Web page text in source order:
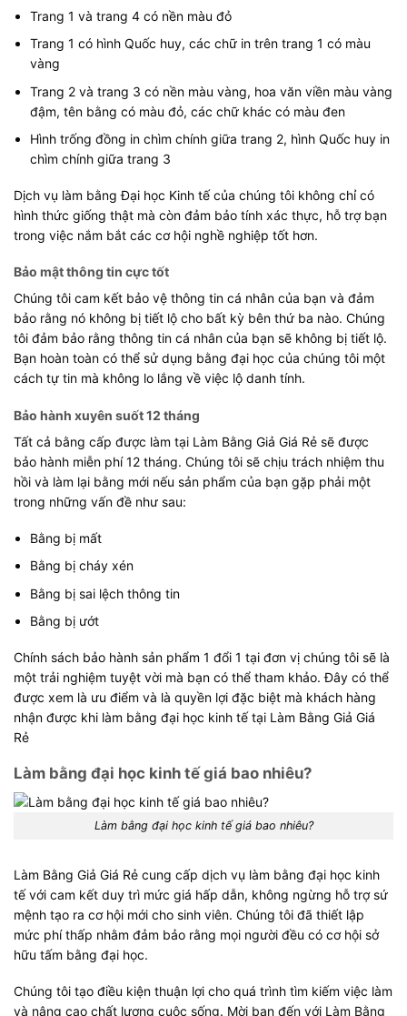
Trang 1 và trang 4 có nền màu đỏ
Trang 1 có hình Quốc huy, các chữ in trên trang 1 có màu
vàng
Trang 2 và trang 3 có nền màu vàng, hoa văn viền màu vàng
đậm, tên bằng có màu đỏ, các chữ khác có màu đen
Hình trống đồng in chìm chính giữa trang 2, hình Quốc huy in
chìm chính giữa trang 3
Dịch vụ làm bằng Đại học Kinh tế của chúng tôi không chỉ có
hình thức giống thật mà còn đảm bảo tính xác thực, hỗ trợ bạn
trong việc nắm bắt các cơ hội nghề nghiệp tốt hơn.
Bảo mật thông tin cực tốt
Chúng tôi cam kết bảo vệ thông tin cá nhân của bạn và đảm
bảo rằng nó không bị tiết lộ cho bất kỳ bên thứ ba nào. Chúng
tôi đảm bảo rằng thông tin cá nhân của bạn sẽ không bị tiết lộ.
Bạn hoàn toàn có thể sử dụng bằng đại học của chúng tôi một
cách tự tin mà không lo lắng về việc lộ danh tính.
Bảo hành xuyên suốt 12 tháng
Tất cả bằng cấp được làm tại Làm Bằng Giả Giá Rẻ sẽ được
bảo hành miễn phí 12 tháng. Chúng tôi sẽ chịu trách nhiệm thu
hồi và làm lại bằng mới nếu sản phẩm của bạn gặp phải một
trong những vấn đề như sau:
Bằng bị mất
Bằng bị cháy xén
Bằng bị sai lệch thông tin
Bằng bị ướt
Chính sách bảo hành sản phẩm 1 đổi 1 tại đơn vị chúng tôi sẽ là
một trải nghiệm tuyệt vời mà bạn có thể tham khảo. Đây có thể
được xem là ưu điểm và là quyền lợi đặc biệt mà khách hàng
nhận được khi làm bằng đại học kinh tế tại Làm Bằng Giả Giá
Rẻ
Làm bằng đại học kinh tế giá bao nhiêu?
Làm bằng đại học kinh tế giá bao nhiêu?
Làm Bằng Giả Giá Rẻ cung cấp dịch vụ làm bằng đại học kinh
tế với cam kết duy trì mức giá hấp dẫn, không ngừng hỗ trợ sứ
mệnh tạo ra cơ hội mới cho sinh viên. Chúng tôi đã thiết lập
mức phí thấp nhằm đảm bảo rằng mọi người đều có cơ hội sở
hữu tấm bằng đại học.
Chúng tôi tạo điều kiện thuận lợi cho quá trình tìm kiếm việc làm
và nâng cao chất lượng cuộc sống. Mời bạn đến với Làm Bằng